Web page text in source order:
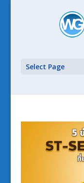
Select Page